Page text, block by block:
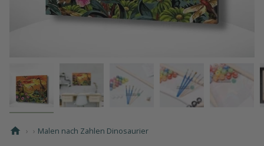
› › Malen nach Zahlen Dinosaurier